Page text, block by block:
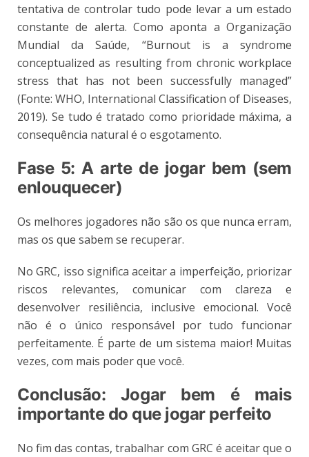
tentativa de controlar tudo pode levar a um estado
constante de alerta. Como aponta a Organização
Mundial da Saúde, “Burnout is a syndrome
conceptualized as resulting from chronic workplace
stress that has not been successfully managed”
(Fonte: WHO, International Classification of Diseases,
2019). Se tudo é tratado como prioridade máxima, a
consequência natural é o esgotamento.
Fase 5: A arte de jogar bem (sem
enlouquecer)
Os melhores jogadores não são os que nunca erram,
mas os que sabem se recuperar.
No GRC, isso significa aceitar a imperfeição, priorizar
riscos relevantes, comunicar com clareza e
desenvolver resiliência, inclusive emocional. Você
não é o único responsável por tudo funcionar
perfeitamente. É parte de um sistema maior! Muitas
vezes, com mais poder que você.
Conclusão: Jogar bem é mais
importante do que jogar perfeito
No fim das contas, trabalhar com GRC é aceitar que o